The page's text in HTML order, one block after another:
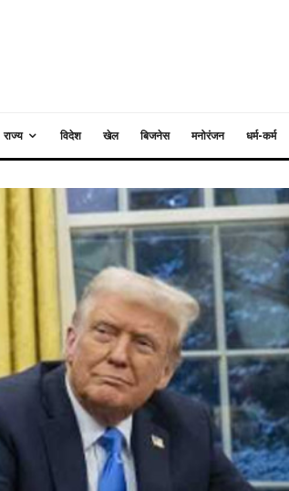
राज्य विदेश खेल बिजनेस मनोरंजन धर्म-कर्म